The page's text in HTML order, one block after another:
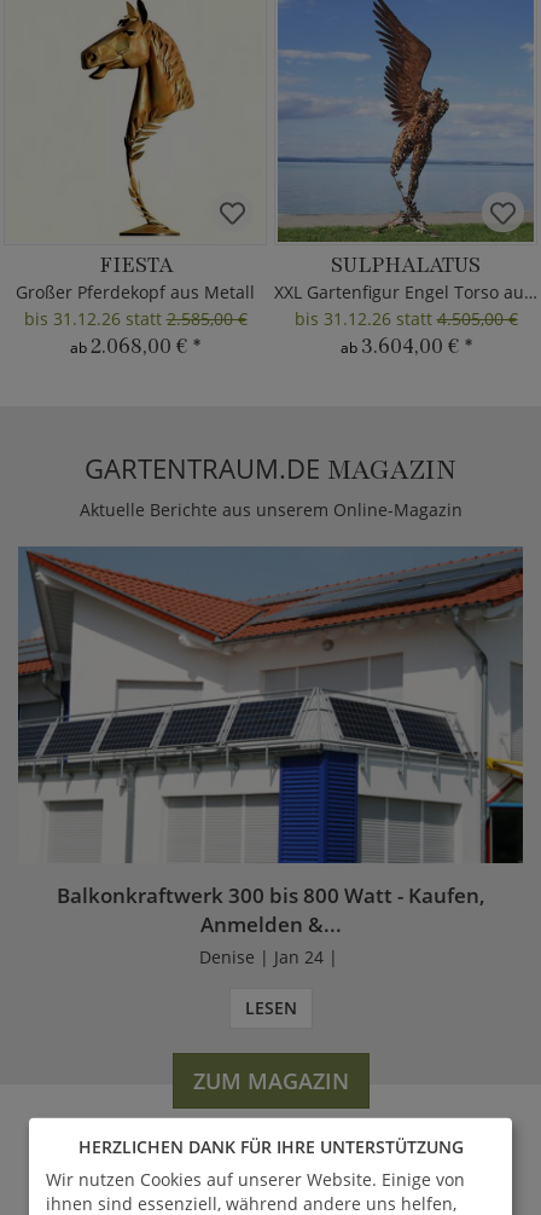
FIESTA
Großer Pferdekopf aus Metall
bis 31.12.26 statt2.585,00 €
ab2.068,00 € *
SULPHALATUS
XXL Gartenfigur Engel Torso aus Metall
bis 31.12.26 statt4.505,00 €
ab 3.604,00 € *
GARTENTRAUM.DE MAGAZIN
Aktuelle Berichte aus unserem Online-Magazin
Balkonkraftwerk 300 bis 800 Watt - Kaufen,
Anmelden &...
Denise | Jan 24 |
LESEN
ZUM MAGAZIN
WERDEN SIE FAN VON
HERZLICHEN DANK FÜR IHRE UNTERSTÜTZUNG
Wir nutzen Cookies auf unserer Website. Einige von
ihnen sind essenziell, während andere uns helfen,